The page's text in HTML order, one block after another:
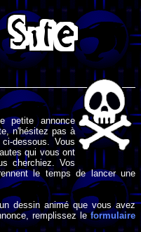
petite annonce
n'hésitez pas à
dessous. Vous
qui vous ont
cherchiez. Vos
le temps de lancer une
dessin animé que vous avez
remplissez leformulaire